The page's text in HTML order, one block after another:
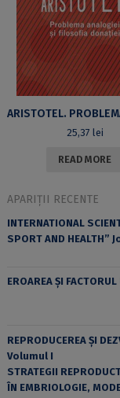
25,37 lei
READ MORE
APARIȚII RECENTE
INTERNATIONAL
SPORT AND
EROAREA ȘI
REPRODUCEREA ȘI
Volumul I
STRATEGII
ÎN EMBRIOLOGIE,